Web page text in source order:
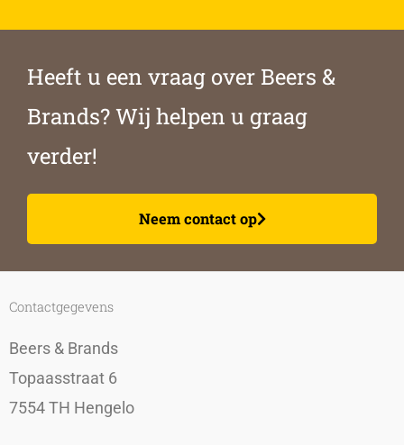
Heeft u een vraag over Beers &
Brands? Wij helpen u graag
verder!
Neem contact op
Contactgegevens
Beers & Brands
Topaasstraat 6
7554 TH Hengelo